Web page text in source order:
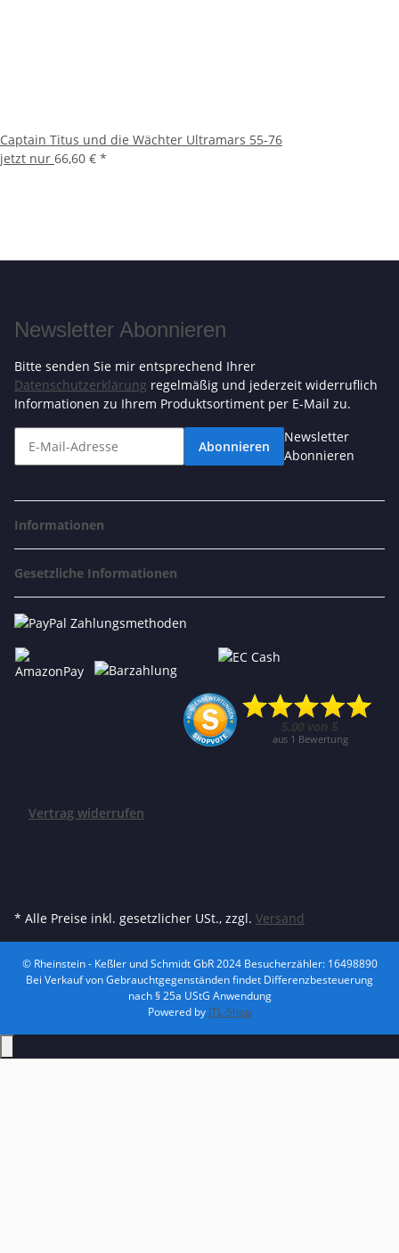
Captain Titus und die Wächter Ultramars 55-76
jetzt nur 66,60 € *
Newsletter Abonnieren
Bitte senden Sie mir entsprechend Ihrer
Datenschutzerklärung regelmäßig und jederzeit widerruflich
Informationen zu Ihrem Produktsortiment per E-Mail zu.
Abonnieren
Newsletter
Abonnieren
Informationen
Gesetzliche Informationen
Vertrag widerrufen
* Alle Preise inkl. gesetzlicher USt., zzgl. Versand
© Rheinstein - Keßler und Schmidt GbR 2024Besucherzähler: 16498890
Bei Verkauf von Gebrauchtgegenständen findet Differenzbesteuerung
nach § 25a UStG Anwendung
Powered by JTL-Shop